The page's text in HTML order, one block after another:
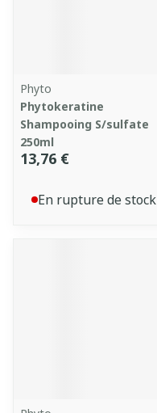
Phyto
Phytokeratine
Shampooing S/sulfate
250ml
13,76 €
En rupture de stock